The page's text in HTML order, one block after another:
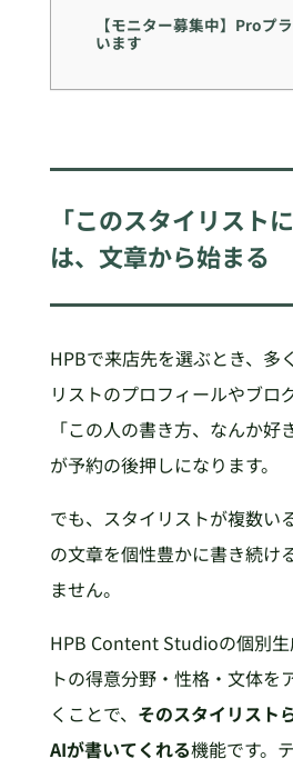
【モニター募集中】Proプ
います
「このスタイリスト
は、文章から始まる
HPBで来店先を選ぶとき、多
リストのプロフィールやブロ
「この人の書き方、なんか
が予約の後押しになります。
でも、スタイリストが複数い
の文章を個性豊かに書き続け
ません。
HPB Content Studioの個別
トの得意分野・性格・文体を
くことで、 そのスタイリスト
AIが書いてくれる機能です。